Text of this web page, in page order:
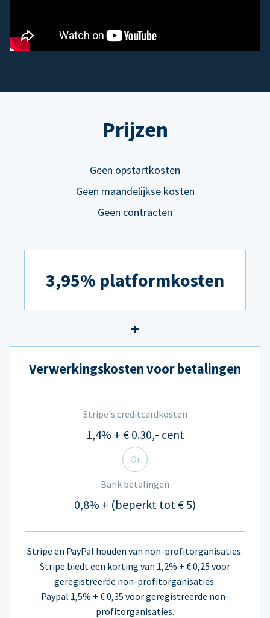
Prijzen
Geen opstartkosten
Geen maandelijkse kosten
Geen contracten
3,95% platformkosten
Verwerkingskosten voor betalingen
Stripe's creditcardkosten
1,4% + € 0.30,- cent
Or
Bank betalingen
0,8% + (beperkt tot € 5)
Stripe en PayPal houden van non-profitorganisaties.
Stripe biedt een korting van 1,2% + € 0,25 voor
geregistreerde non-profitorganisaties.
Paypal 1,5% + € 0,35 voor geregistreerde non-
profitorganisaties.